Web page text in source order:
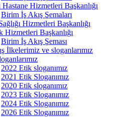
Hizmetleri Başkanlığı
Birim İş Akış Şemaları
Hizmetleri Başkanlığı
Hizmetleri Başkanlığı
Birim İş Akış Şeması
İlkelerimiz ve sloganlarımız
2022 Etik sloganımız
2021 Etik Sloganımız
2020 Etik sloganımız
2023 Etik Sloganımız
2024 Etik Sloganımız
2026 Etik Sloganımız